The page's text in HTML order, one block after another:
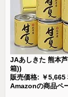
JAあしきた 熊本
箱))
販売価格: ￥5,665
Amazonの商品ペ